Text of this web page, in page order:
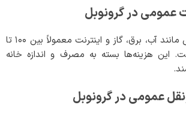
هزینه خدمات عمومی مانند آب، برق، گاز و اینترنت معمولاً بین ۱۰۰ تا
است. این هزینه‌ها بسته به مصرف و اندازه خانه